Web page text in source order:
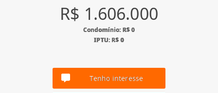
R$ 1.606.000
Condomínio: R$ 0
IPTU: R$ 0
Tenho interesse